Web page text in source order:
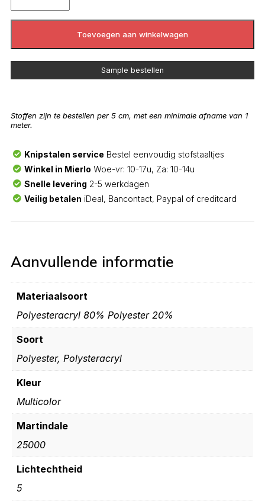
Toevoegen aan winkelwagen
Sample bestellen
Stoffen zijn te bestellen per 5 cm, met een minimale afname van 1
meter.
Knipstalen service Bestel eenvoudig stofstaaltjes
Winkel in Mierlo Woe-vr: 10-17u, Za: 10-14u
Snelle levering 2-5 werkdagen
Veilig betalen iDeal, Bancontact, Paypal of creditcard
Aanvullende informatie
Materiaalsoort
Polyesteracryl 80% Polyester 20%
Soort
Polyester, Polysteracryl
Kleur
Multicolor
Martindale
25000
Lichtechtheid
5